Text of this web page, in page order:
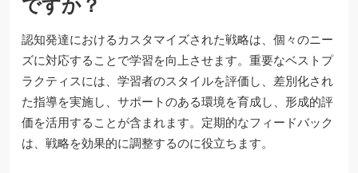
ですか？
認知発達におけるカスタマイズされた戦略は、個々のニー
ズに対応することで学習を向上させます。重要なベストプ
ラクティスには、学習者のスタイルを評価し、差別化され
た指導を実施し、サポートのある環境を育成し、形成的評
価を活用することが含まれます。定期的なフィードバック
は、戦略を効果的に調整するのに役立ちます。